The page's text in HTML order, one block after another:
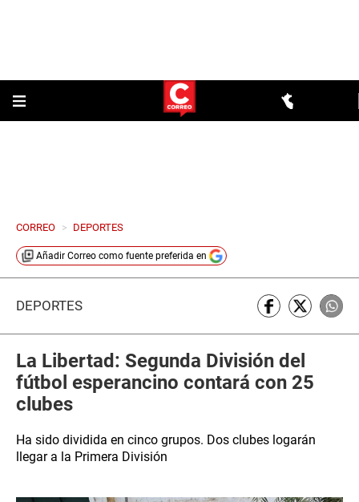
CORREO > DEPORTES
Añadir Correo como fuente preferida en
DEPORTES
La Libertad: Segunda División del
fútbol esperancino contará con 25
clubes
Ha sido dividida en cinco grupos. Dos clubes logarán
llegar a la Primera División